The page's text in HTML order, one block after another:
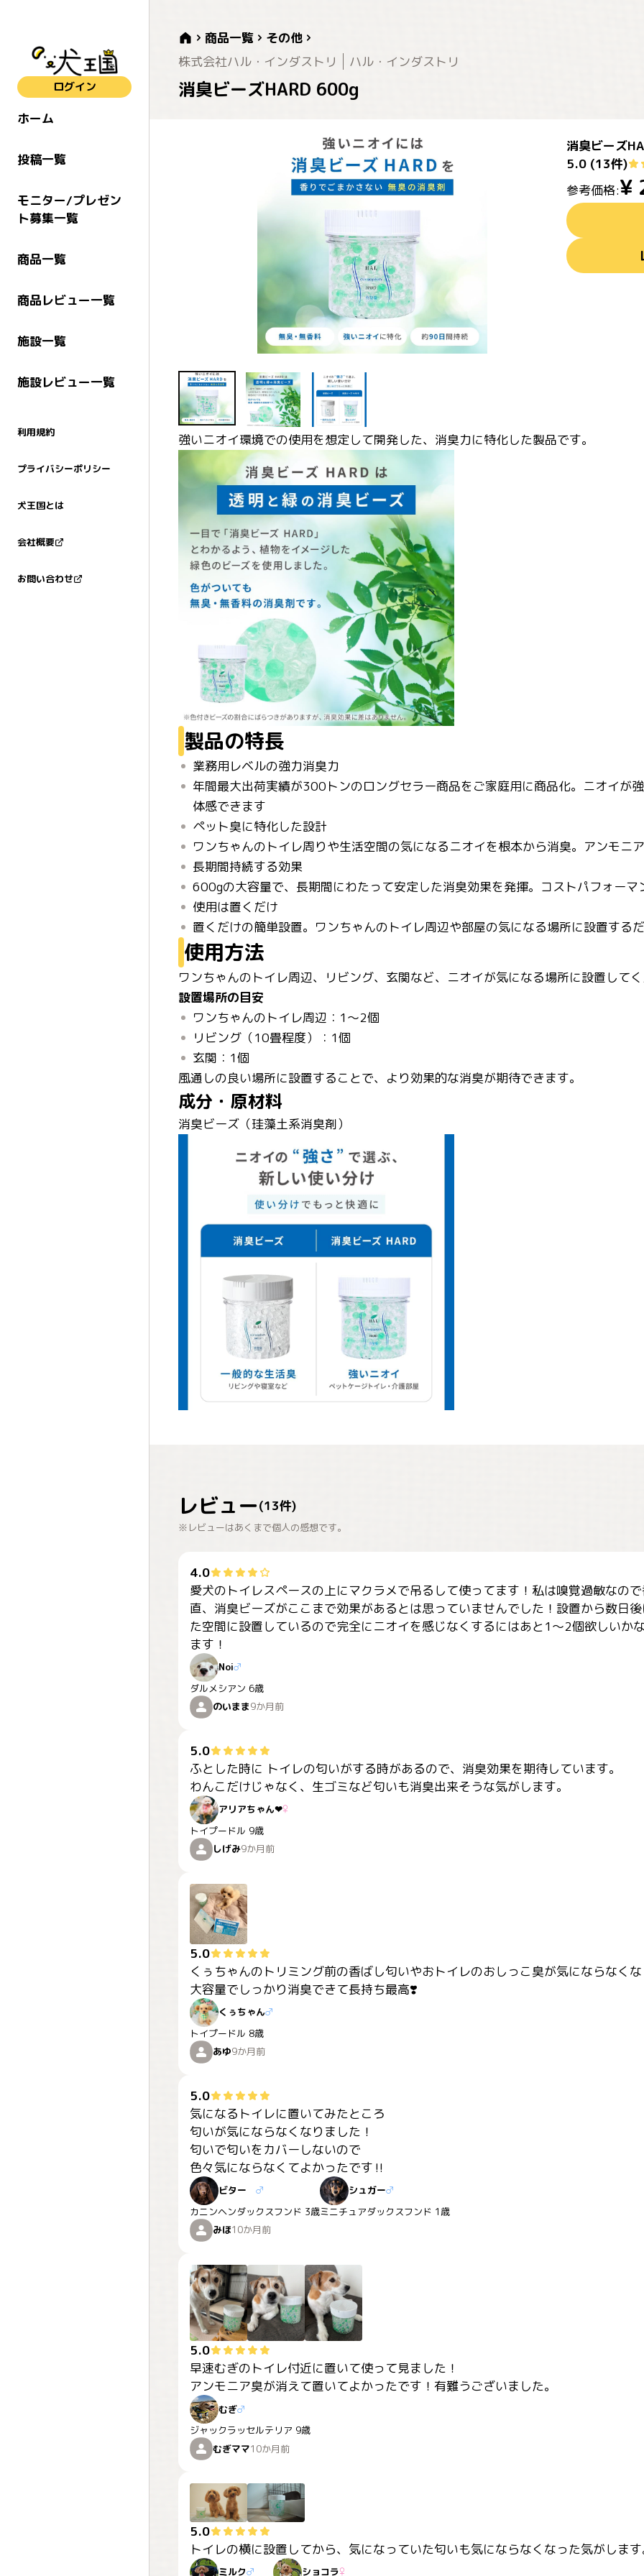
ログイン
ホーム
投稿一覧
モニター/プレゼン
ト募集一覧
商品一覧
商品レビュー一覧
施設一覧
施設レビュー一覧
利用規約
プライバシーポリシー
犬王国とは
会社概要
お問い合わせ
商品一覧
その他
株式会社ハル・インダストリ
ハル・インダストリ
消臭ビーズHARD 600g
消臭ビーズ
5.0 (13件)
参考価格:¥
強いニオイ環境での使用を想定して開発した、消臭力に特化した製品です。
製品の特長
業務用レベルの強力消臭力
年間最大出荷実績が300トンのロングセラー商品をご家庭用に商品化。ニオイが
体感できます
ペット臭に特化した設計
ワンちゃんのトイレ周りや生活空間の気になるニオイを根本から消臭。アンモニ
長期間持続する効果
600gの大容量で、長期間にわたって安定した消臭効果を発揮。コストパフォーマ
使用は置くだけ
置くだけの簡単設置。ワンちゃんのトイレ周辺や部屋の気になる場所に設置する
使用方法
ワンちゃんのトイレ周辺、リビング、玄関など、ニオイが気になる場所に設置して
設置場所の目安
ワンちゃんのトイレ周辺：1〜2個
リビング（10畳程度）：1個
玄関：1個
風通しの良い場所に設置することで、より効果的な消臭が期待できます。
成分・原材料
消臭ビーズ（珪藻土系消臭剤）
レビュー(13件)
※レビューはあくまで個人の感想です。
4.0
愛犬のトイレスペースの上にマクラメで吊るして使ってます！私は嗅覚過敏なの
直、消臭ビーズがここまで効果があるとは思っていませんでした！設置から数日
た空間に設置しているので完全にニオイを感じなくするにはあと1〜2個欲しいか
ます！
Noi♂
ダルメシアン 6歳
のいまま9か月前
5.0
ふとした時に トイレの匂いがする時があるので、消臭効果を期待しています。
わんこだけじゃなく、生ゴミなど匂いも消臭出来そうな気がします。
アリアちゃん‪‪❤︎‬♀
トイプードル 9歳
しげみ9か月前
5.0
くぅちゃんのトリミング前の香ばし匂いやおトイレのおしっこ臭が気にならなく
大容量でしっかり消臭できて長持ち最高❣️
くぅちゃん♂
トイプードル 8歳
あゆ9か月前
5.0
気になるトイレに置いてみたところ
匂いが気にならなくなりました！
匂いで匂いをカバーしないので
色々気にならなくてよかったです‼︎
ビター ♂
カニンヘンダックスフンド 3歳
シュガー♂
ミニチュアダックスフンド 1歳
みほ10か月前
5.0
早速むぎのトイレ付近に置いて使って見ました！
アンモニア臭が消えて置いてよかったです！有難うございました。
むぎ♂
ジャックラッセルテリア 9歳
むぎママ10か月前
5.0
トイレの横に設置してから、気になっていた匂いも気にならなくなった気がしま
ミルク♂ ショコラ♀